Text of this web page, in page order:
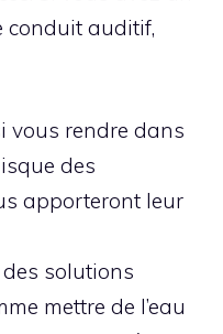
conduit auditif,
vous rendre dans
des
apporteront leur
solutions
mettre de l’eau